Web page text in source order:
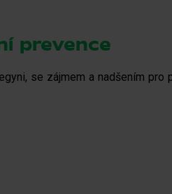
prevence
se zájmem a nadšením